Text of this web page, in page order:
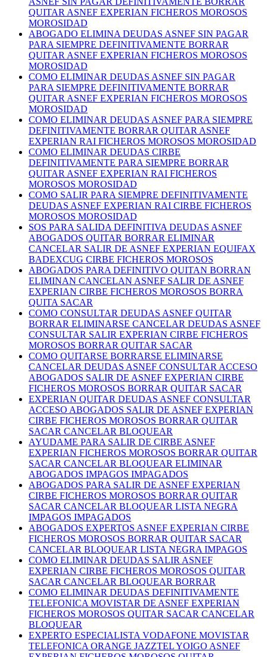
QUITAR ASNEF EXPERIAN FICHEROS MOROSOS
MOROSIDAD
ABOGADO ELIMINA DEUDAS ASNEF SIN PAGAR
PARA SIEMPRE DEFINITIVAMENTE BORRAR
QUITAR ASNEF EXPERIAN FICHEROS MOROSOS
MOROSIDAD
COMO ELIMINAR DEUDAS ASNEF SIN PAGAR
PARA SIEMPRE DEFINITIVAMENTE BORRAR
QUITAR ASNEF EXPERIAN FICHEROS MOROSOS
MOROSIDAD
COMO ELIMINAR DEUDAS ASNEF PARA SIEMPRE
DEFINITIVAMENTE BORRAR QUITAR ASNEF
EXPERIAN RAI FICHEROS MOROSOS MOROSIDAD
COMO ELIMINAR DEUDAS CIRBE
DEFINITIVAMENTE PARA SIEMPRE BORRAR
QUITAR ASNEF EXPERIAN RAI FICHEROS
MOROSOS MOROSIDAD
COMO SALIR PARA SIEMPRE DEFINITIVAMENTE
DEUDAS ASNEF EXPERIAN RAI CIRBE FICHEROS
MOROSOS MOROSIDAD
SOS PARA SALIDA DEFINITIVA DEUDAS ASNEF
ABOGADOS QUITAR BORRAR ELIMINAR
CANCELAR SALIR DE ASNEF EXPERIAN EQUIFAX
BADEXCUG CIRBE FICHEROS MOROSOS
ABOGADOS PARA DEFINITIVO QUITAN BORRAN
ELIMINAN CANCELAN ASNEF SALIR DE ASNEF
EXPERIAN CIRBE FICHEROS MOROSOS BORRA
QUITA SACAR
COMO CONSULTAR DEUDAS ASNEF QUITAR
BORRAR ELIMINARSE CANCELAR DEUDAS ASNEF
CONSULTAR SALIR EXPERIAN CIRBE FICHEROS
MOROSOS BORRAR QUITAR SACAR
COMO QUITARSE BORRARSE ELIMINARSE
CANCELAR DEUDAS ASNEF CONSULTAR ACCESO
ABOGADOS SALIR DE ASNEF EXPERIAN CIRBE
FICHEROS MOROSOS BORRAR QUITAR SACAR
EXPERIAN QUITAR DEUDAS ASNEF CONSULTAR
ACCESO ABOGADOS SALIR DE ASNEF EXPERIAN
CIRBE FICHEROS MOROSOS BORRAR QUITAR
SACAR CANCELAR BLOQUEAR
AYUDAME PARA SALIR DE CIRBE ASNEF
EXPERIAN FICHEROS MOROSOS BORRAR QUITAR
SACAR CANCELAR BLOQUEAR ELIMINAR
ABOGADOS IMPAGOS IMPAGADOS
ABOGADOS PARA SALIR DE ASNEF EXPERIAN
CIRBE FICHEROS MOROSOS BORRAR QUITAR
SACAR CANCELAR BLOQUEAR LISTA NEGRA
IMPAGOS IMPAGADOS
ABOGADOS EXPERTOS ASNEF EXPERIAN CIRBE
FICHEROS MOROSOS BORRAR QUITAR SACAR
CANCELAR BLOQUEAR LISTA NEGRA IMPAGOS
COMO ELIMINAR DEUDAS SALIR ASNEF
EXPERIAN CIRBE FICHEROS MOROSOS QUITAR
SACAR CANCELAR BLOQUEAR BORRAR
COMO ELIMINAR DEUDAS DEFINITIVAMENTE
TELEFONICA MOVISTAR DE ASNEF EXPERIAN
FICHEROS MOROSOS QUITAR SACAR CANCELAR
BLOQUEAR
EXPERTO ESPECIALISTA VODAFONE MOVISTAR
TELEFONICA ORANGE JAZZTEL YOIGO ASNEF